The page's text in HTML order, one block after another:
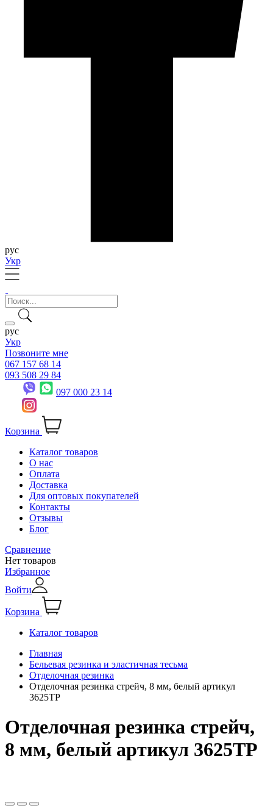
рус
Укр
рус
Укр
Позвоните мне
067 157 68 14
093 508 29 84
097 000 23 14
Корзина
Каталог товаров
О нас
Оплата
Доставка
Для оптовых покупателей
Контакты
Отзывы
Блог
Сравнение
Нет товаров
Избранное
Войти
Корзина
Каталог товаров
Главная
Бельевая резинка и эластичная тесьма
Отделочная резинка
Отделочная резинка стрейч, 8 мм, белый артикул
3625ТР
Отделочная резинка стрейч,
8 мм, белый артикул 3625ТР